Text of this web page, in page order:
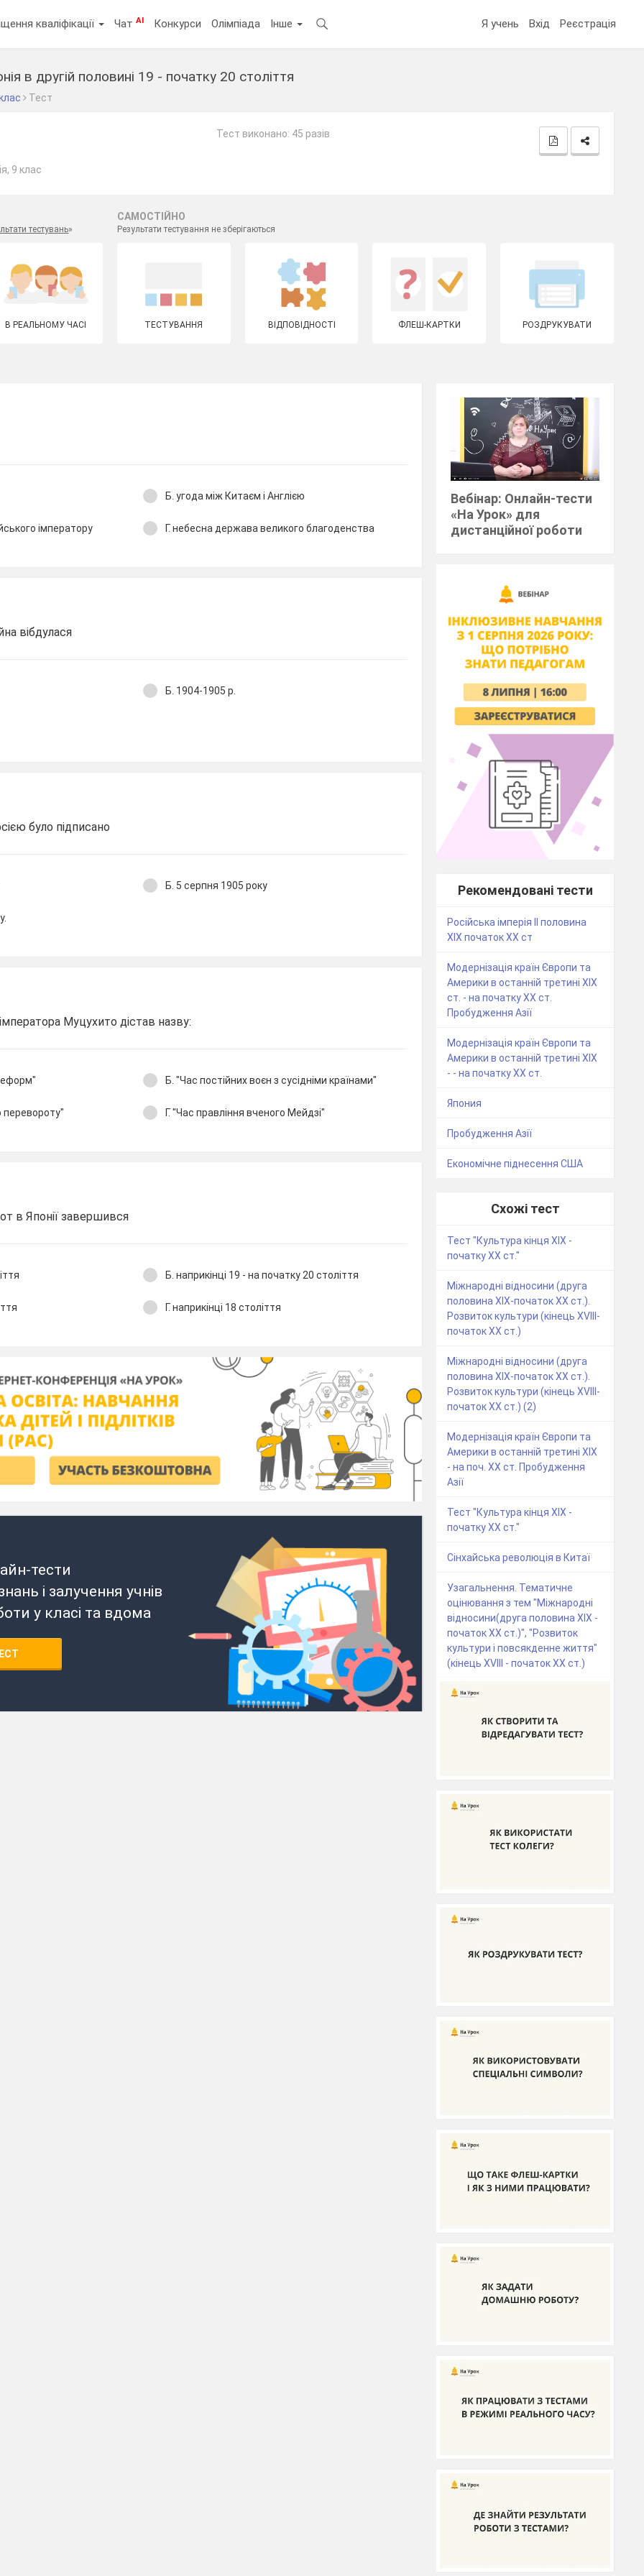
кваліфікації ЧатAI Конкурси Олімпіада Інше Я учень Вхід Реєстрація
в другій половині 19 - початку 20 століття
Тест
9 клас
Тест виконано: 45 разів
тестувань»
САМОСТІЙНО
Результати тестування не зберігаються
В РЕАЛЬНОМУ ЧАСІ ТЕСТУВАННЯ ВІДПОВІДНОСТІ ФЛЕШ-КАРТКИ РОЗДРУКУВАТИ
Б. угода між Китаєм і Англією
імператору Г. небесна держава великого благоденства
вібдулася
Б. 1904-1905 р.
було підписано
Б. 5 серпня 1905 року
Муцухито дістав назву:
Б. "Час постійних воєн з сусідніми країнами"
перевороту" Г. "Час правління вченого Мейдзі"
в Японії завершився
Б. наприкінці 19 - на початку 20 століття
Г. наприкінці 18 століття
тести
і залучення учнів
у класі та вдома
Вебінар: Онлайн-тести
«На Урок» для
дистанційної роботи
Рекомендовані тести
Російська імперія ІІ половина
ХІХ початок ХХ ст
Модернізація країн Європи та
Америки в останній третині XIX
ст. - на початку XX ст.
Пробудження Азії
Модернізація країн Європи та
Америки в останній третині XIX
- - на початку XX ст.
Япония
Пробудження Азії
Економічне піднесення США
Схожі тест
Тест "Культура кінця ХІХ -
початку ХХ ст."
Міжнародні відносини (друга
половина ХІХ-початок ХХ ст.).
Розвиток культури (кінець ХVІІІ-
початок ХХ ст.)
Міжнародні відносини (друга
половина ХІХ-початок ХХ ст.).
Розвиток культури (кінець ХVІІІ-
початок ХХ ст.) (2)
Модернізація країн Європи та
Америки в останній третині ХІХ
- на поч. ХХ ст. Пробудження
Азії
Тест "Культура кінця ХІХ -
початку ХХ ст."
Сінхайська революція в Китаї
Узагальнення. Тематичне
оцінювання з тем "Міжнародні
відносини(друга половина ХІХ -
початок ХХ ст.)", "Розвиток
культури і повсякденне життя"
(кінець ХVІІІ - початок ХХ ст.)